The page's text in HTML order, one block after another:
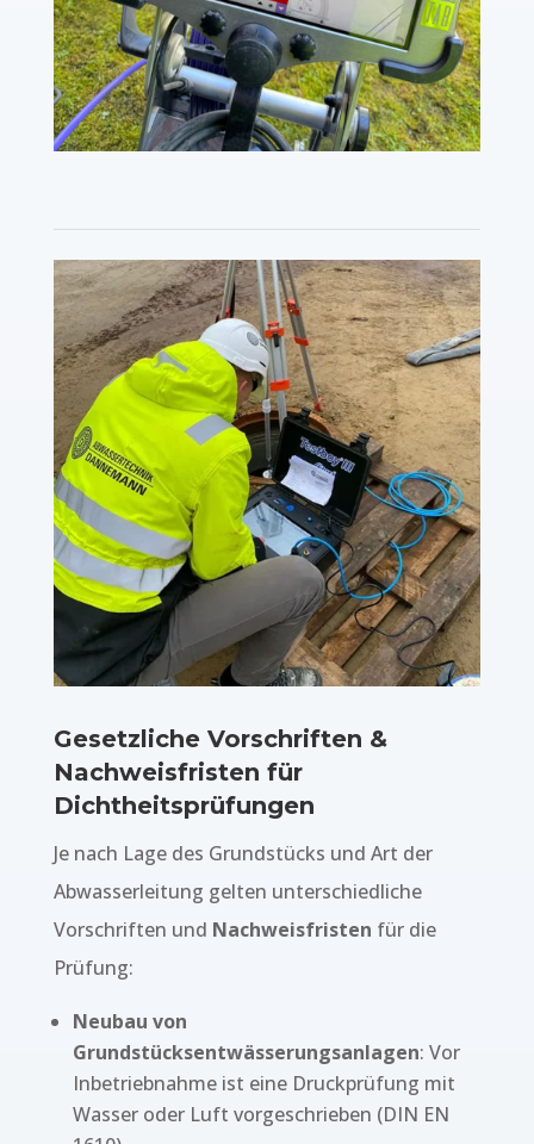
Gesetzliche Vorschriften &
Nachweisfristen für
Dichtheitsprüfungen
Je nach Lage des Grundstücks und Art der
Abwasserleitung gelten unterschiedliche
Vorschriften und Nachweisfristen für die
Prüfung:
Neubau von
Grundstücksentwässerungsanlagen: Vor
Inbetriebnahme ist eine Druckprüfung mit
Wasser oder Luft vorgeschrieben (DIN EN